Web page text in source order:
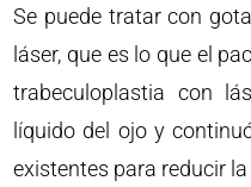
Se puede tratar con
láser, que es lo que el
trabeculoplastia con
líquido del ojo y
existentes para reducir